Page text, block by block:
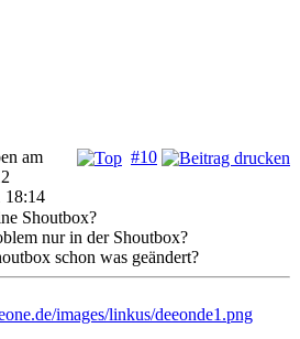
#10
am
18:14
Shoutbox?
nur in der Shoutbox?
schon was geändert?